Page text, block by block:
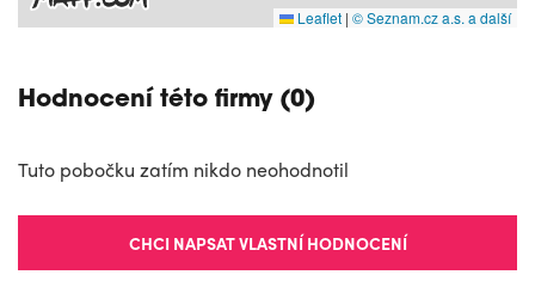
Leaflet | © Seznam.cz a.s. a další
Hodnocení této firmy (0)
Tuto pobočku zatím nikdo neohodnotil
CHCI NAPSAT VLASTNÍ HODNOCENÍ